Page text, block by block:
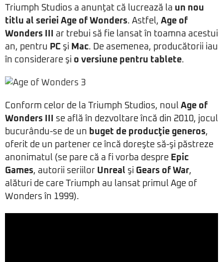
Triumph Studios a anunţat că lucrează la un nou
titlu al seriei Age of Wonders. Astfel, Age of
Wonders III
ar trebui să fie lansat în toamna acestui
an, pentru PC şi Mac. De asemenea, producătorii iau
în considerare şi o versiune pentru tablete.
Conform celor de la Triumph Studios, noul Age of
Wonders III
se află în dezvoltare încă din 2010, jocul
bucurându-se de un buget de producţie generos,
oferit de un partener ce încă doreşte să-şi păstreze
anonimatul (se pare că a fi vorba despre Epic
Games, autorii seriilor Unreal şi Gears of War,
alături de care Triumph au lansat primul Age of
Wonders în 1999).